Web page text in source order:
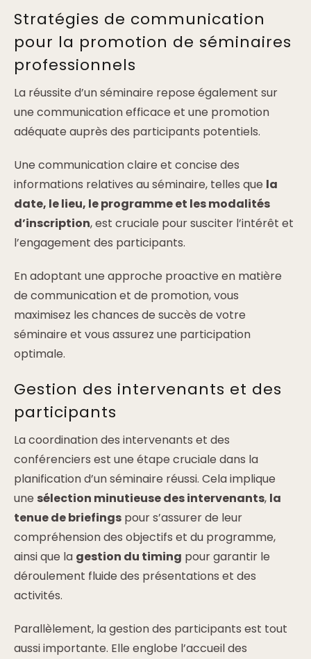
Stratégies de communication
pour la promotion de séminaires
professionnels
La réussite d’un séminaire repose également sur
une communication efficace et une promotion
adéquate auprès des participants potentiels.
Une communication claire et concise des
informations relatives au séminaire, telles que la
date, le lieu, le programme et les modalités
d’inscription, est cruciale pour susciter l’intérêt et
l’engagement des participants.
En adoptant une approche proactive en matière
de communication et de promotion, vous
maximisez les chances de succès de votre
séminaire et vous assurez une participation
optimale.
Gestion des intervenants et des
participants
La coordination des intervenants et des
conférenciers est une étape cruciale dans la
planification d’un séminaire réussi. Cela implique
une sélection minutieuse des intervenants, la
tenue de briefings pour s’assurer de leur
compréhension des objectifs et du programme,
ainsi que la gestion du timing pour garantir le
déroulement fluide des présentations et des
activités.
Parallèlement, la gestion des participants est tout
aussi importante. Elle englobe l’accueil des